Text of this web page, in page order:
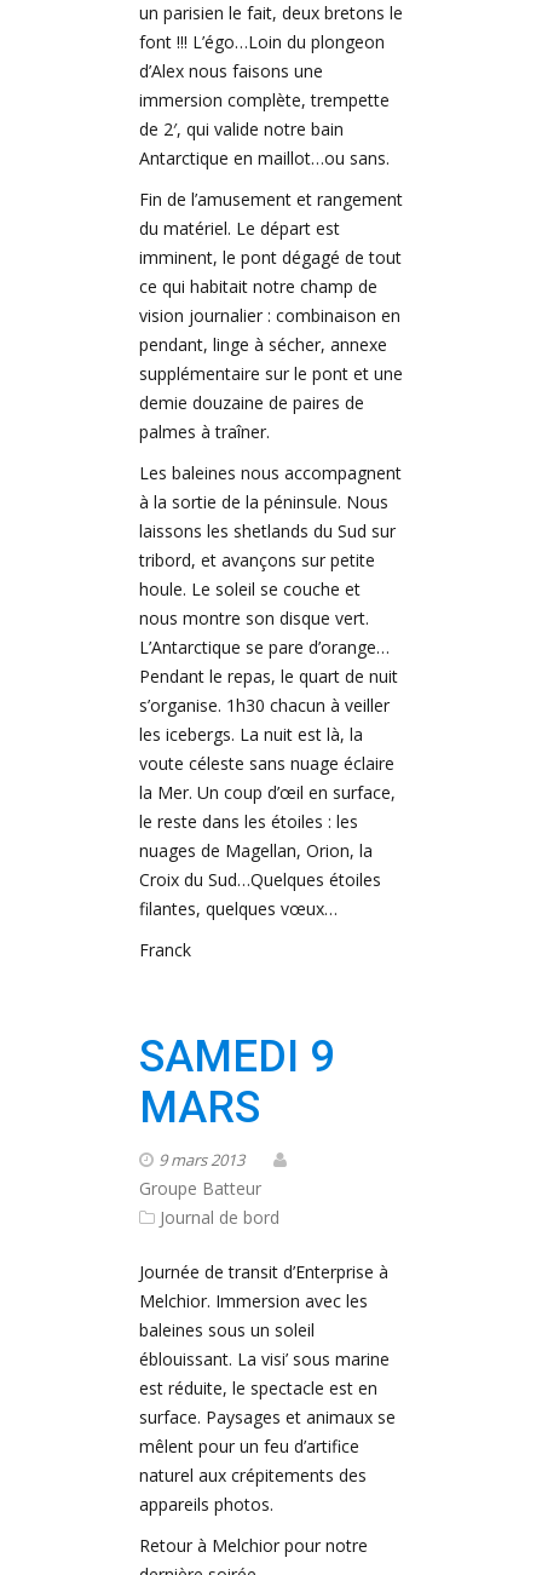
un parisien le fait, deux bretons le
font !!! L’égo…Loin du plongeon
d’Alex nous faisons une
immersion complète, trempette
de 2′, qui valide notre bain
Antarctique en maillot…ou sans.
Fin de l’amusement et rangement
du matériel. Le départ est
imminent, le pont dégagé de tout
ce qui habitait notre champ de
vision journalier : combinaison en
pendant, linge à sécher, annexe
supplémentaire sur le pont et une
demie douzaine de paires de
palmes à traîner.
Les baleines nous accompagnent
à la sortie de la péninsule. Nous
laissons les shetlands du Sud sur
tribord, et avançons sur petite
houle. Le soleil se couche et
nous montre son disque vert.
L’Antarctique se pare d’orange…
Pendant le repas, le quart de nuit
s’organise. 1h30 chacun à veiller
les icebergs. La nuit est là, la
voute céleste sans nuage éclaire
la Mer. Un coup d’œil en surface,
le reste dans les étoiles : les
nuages de Magellan, Orion, la
Croix du Sud…Quelques étoiles
filantes, quelques vœux…
Franck
SAMEDI 9
MARS
9 mars 2013
Groupe Batteur
Journal de bord
Journée de transit d’Enterprise à
Melchior. Immersion avec les
baleines sous un soleil
éblouissant. La visi’ sous marine
est réduite, le spectacle est en
surface. Paysages et animaux se
mêlent pour un feu d’artifice
naturel aux crépitements des
appareils photos.
Retour à Melchior pour notre